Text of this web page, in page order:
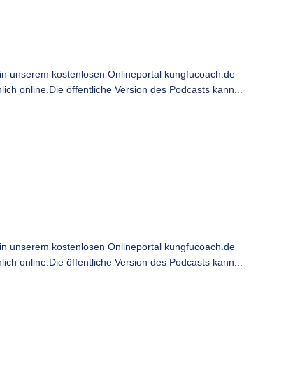
unserem kostenlosen Onlineportal kungfucoach.de
online.Die öffentliche Version des Podcasts kann...
unserem kostenlosen Onlineportal kungfucoach.de
online.Die öffentliche Version des Podcasts kann...